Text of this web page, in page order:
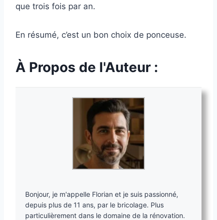
que trois fois par an.
En résumé, c’est un bon choix de ponceuse.
À Propos de l'Auteur :
Bonjour, je m'appelle Florian et je suis passionné,
depuis plus de 11 ans, par le bricolage. Plus
particulièrement dans le domaine de la rénovation.